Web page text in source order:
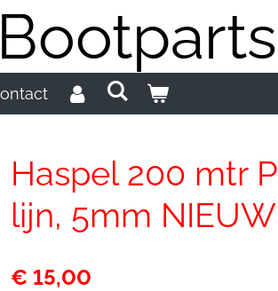
Haspel 200 mtr
lijn, 5mm NIEUW
€ 15,00